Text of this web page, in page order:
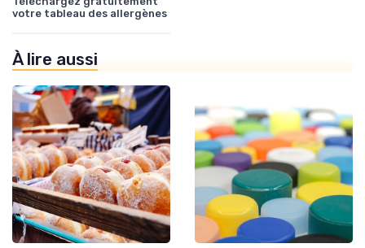
votre tableau des allergènes
À lire aussi